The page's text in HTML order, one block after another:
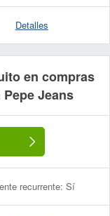
Detalles
en compras
Jeans
recurrente: Sí